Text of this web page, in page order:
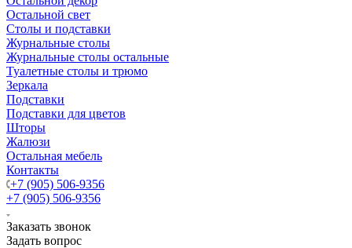
Остальной свет
Столы и подставки
Журнальные столы
Журнальные столы остальные
Туалетные столы и трюмо
Зеркала
Подставки
Подставки для цветов
Шторы
Жалюзи
Остальная мебель
Контакты
+7 (905) 506-9356
+7 (905) 506-9356
Заказать звонок
Задать вопрос